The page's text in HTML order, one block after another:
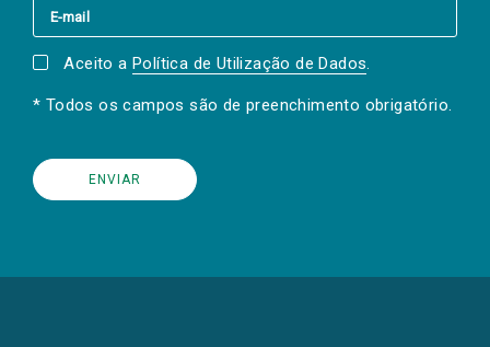
Aceito a Política de Utilização de Dados.
* Todos os campos são de preenchimento obrigatório.